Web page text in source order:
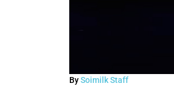
BySoimilk Staff